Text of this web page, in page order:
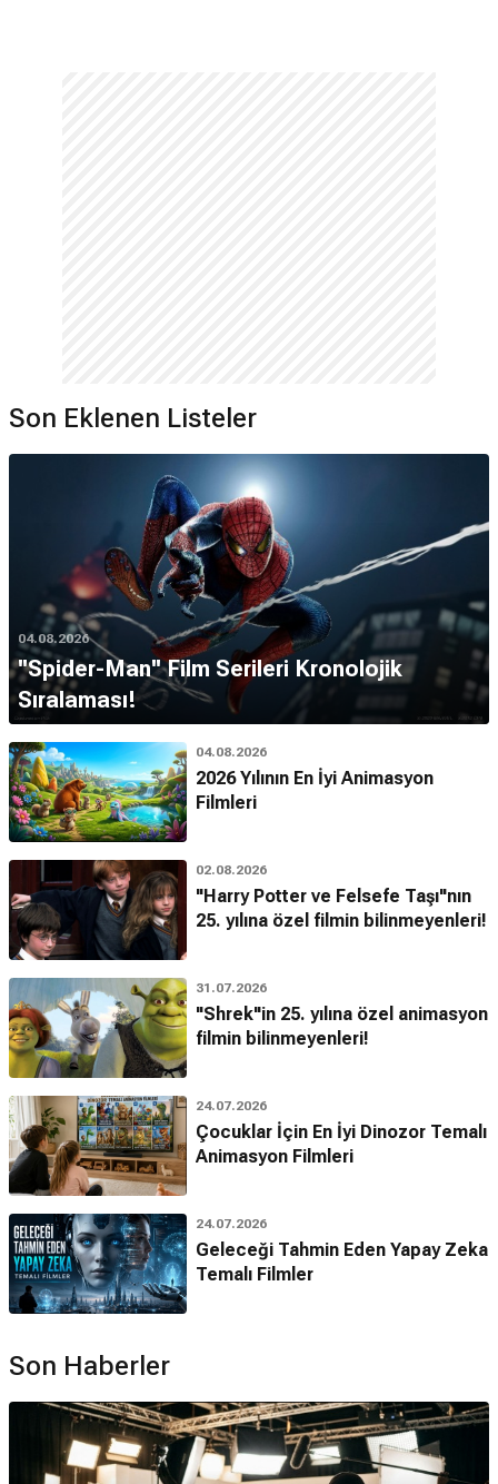
Son Eklenen Listeler
04.08.2026
''Spider-Man'' Film Serileri Kronolojik
Sıralaması!
04.08.2026
2026 Yılının En İyi Animasyon
Filmleri
02.08.2026
"Harry Potter ve Felsefe Taşı"nın
25. yılına özel filmin bilinmeyenleri!
31.07.2026
"Shrek"in 25. yılına özel animasyon
filmin bilinmeyenleri!
24.07.2026
Çocuklar İçin En İyi Dinozor Temalı
Animasyon Filmleri
24.07.2026
Geleceği Tahmin Eden Yapay Zeka
Temalı Filmler
Son Haberler